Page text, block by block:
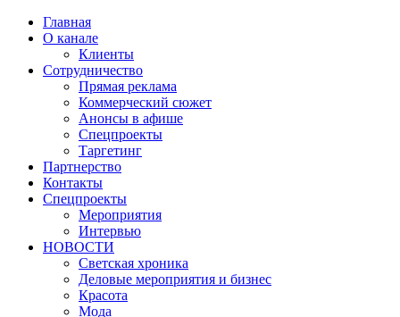
Главная
О канале
Клиенты
Сотрудничество
Прямая реклама
Коммерческий сюжет
Анонсы в афише
Cпецпроекты
Таргетинг
Партнерство
Контакты
Спецпроекты
Мероприятия
Интервью
НОВОСТИ
Светская хроника
Деловые мероприятия и бизнес
Красота
Мода